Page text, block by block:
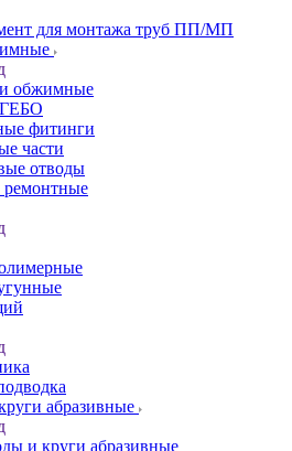
для монтажа труб ПП/МП
обжимные
фитинги
части
отводы
абразивные
и круги абразивные